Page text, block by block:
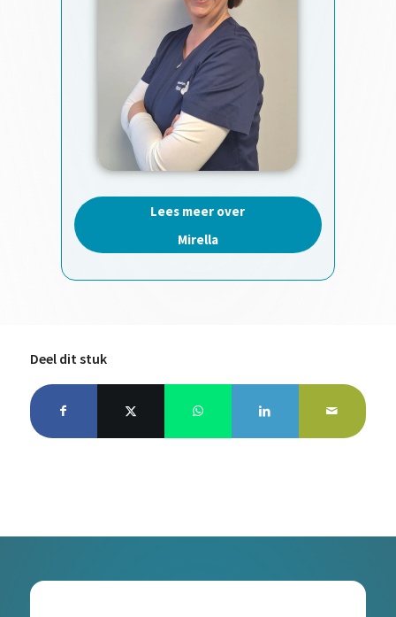
Lees meer over
Mirella
Deel dit stuk